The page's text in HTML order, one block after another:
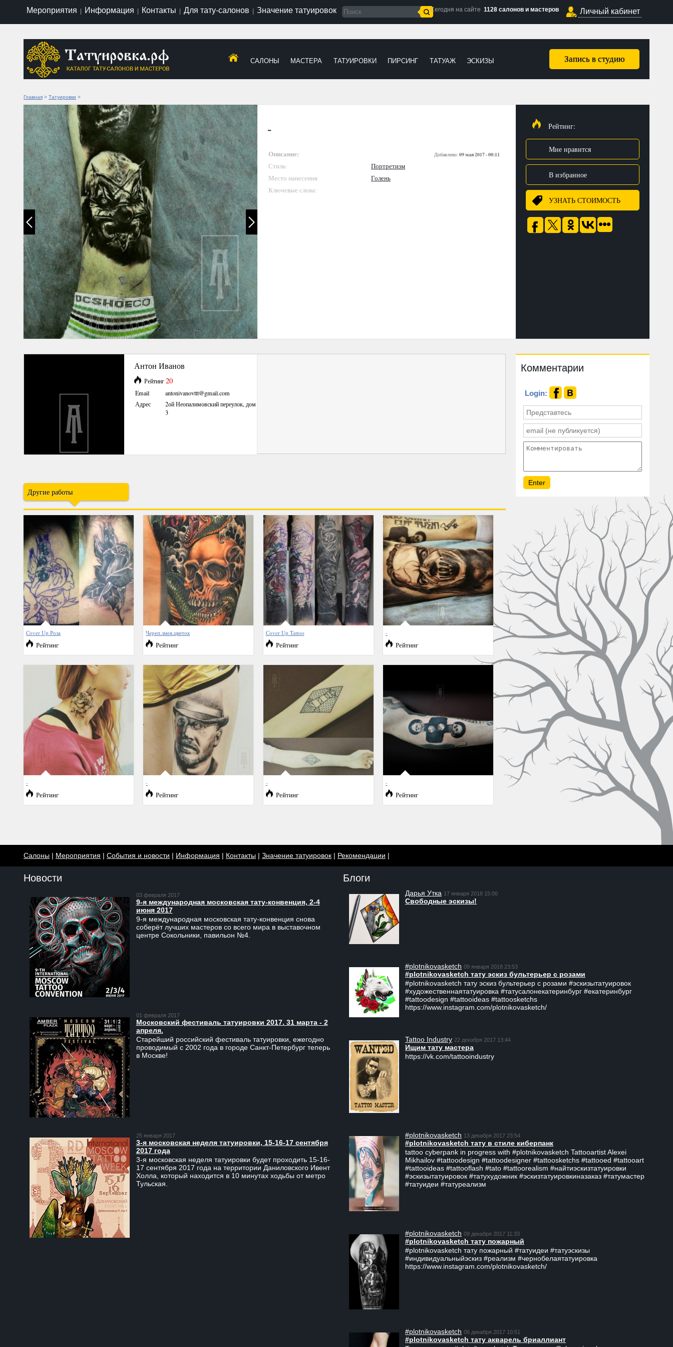
Мероприятия Информация Контакты Для тату-салонов Значение татуировок Сегодня на сайте 1128 салонов и мастеров Личный кабинет
Запись в студию
САЛОНЫ МАСТЕРА ТАТУИРОВКИ ПИРСИНГ ТАТУАЖ ЭСКИЗЫ
Главная > Татуировки >
-
Описание: Добавлено: 09 мая 2017 - 00:11
Стиль:
Портретизм
Место нанесения
Голень
Ключевые слова:
Рейтинг:
Мне нравится
В избранное
УЗНАТЬ СТОИМОСТЬ
Антон Иванов
Рейтинг20
Email
antonivanovttt@gmail.com
Адрес
2ой Неопалимовский переулок, дом
3
Другие работы
Cover Up Роза
Рейтинг
Череп.змея.цветок
Рейтинг
Cover Up Tattoo
Рейтинг
-
Рейтинг
-
Рейтинг
-
Рейтинг
-
Рейтинг
-
Рейтинг
Комментарии
Login:
Салоны | Мероприятия | События и новости | Информация | Контакты | Значение татуировок | Рекомендации |
Новости
03 февраля 2017
9-я международная московская тату-конвенция, 2-4
июня 2017
9-я международная московская тату-конвенция снова
соберёт лучших мастеров со всего мира в выставочном
центре Сокольники, павильон №4.
01 февраля 2017
Московский фестиваль татуировки 2017. 31 марта - 2
апреля.
Старейший российский фестиваль татуировки, ежегодно
проводимый с 2002 года в городе Санкт-Петербург теперь
в Москве!
25 января 2017
3-я московская неделя татуировки, 15-16-17 сентября
2017 года
3-я московская неделя татуировки будет проходить 15-16-
17 сентября 2017 года на территории Даниловского Ивент
Холла, который находится в 10 минутах ходьбы от метро
Тульская.
Блоги
Дарья Утка 17 января 2018 15:00
Свободные эскизы!
#plotnikovasketch 09 января 2018 23:53
#plotnikovasketch тату эскиз бультерьер с розами
#plotnikovasketch тату эскиз бультерьер с розами #эскизытатуировок
#художественнаятатуировка #татусалонекатеринбург #екатеринбург
#tattoodesign #tattooideas #tattoosketchs
https://www.instagram.com/plotnikovasketch/
Tattoo Industry 22 декабря 2017 13:44
Ищим тату мастера
https://vk.com/tattooindustry
#plotnikovasketch 13 декабря 2017 23:54
#plotnikovasketch тату в стиле киберпанк
tattoo cyberpank in progress with #plotnikovasketch Tattooartist Alexei
Mikhailov #tattoodesign #tattoodesigner #tattoosketchs #tattooed #tattooart
#tattooideas #tattooflash #tato #tattoorealism #найтиэскизтатуировки
#эскизытатуировок #татухудожник #эскизтатуировкиназаказ #татумастер
#татуидеи #татуреализм
#plotnikovasketch 09 декабря 2017 11:33
#plotnikovasketch тату пожарный
#plotnikovasketch тату пожарный #татуидеи #татуэскизы
#индивидуальныйэскиз #реализм #чернобелаятатуировка
https://www.instagram.com/plotnikovasketch/
#plotnikovasketch 06 декабря 2017 10:51
#plotnikovasketch тату акварель бриаллиант